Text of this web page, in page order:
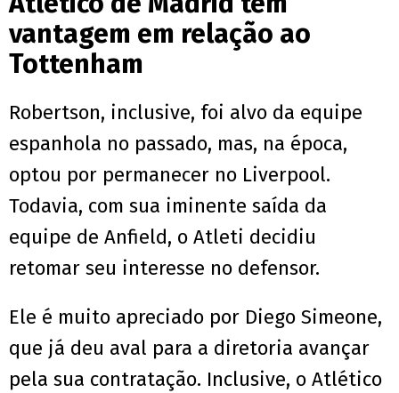
vantagem em relação ao
Tottenham
Robertson, inclusive, foi alvo da equipe
espanhola no passado, mas, na época,
optou por permanecer no Liverpool.
Todavia, com sua iminente saída da
equipe de Anfield, o Atleti decidiu
retomar seu interesse no defensor.
Ele é muito apreciado por Diego Simeone,
que já deu aval para a diretoria avançar
pela sua contratação. Inclusive, o Atlético